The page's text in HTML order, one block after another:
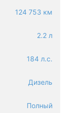
124 753 км
2.2 л
184 л.с.
Дизель
Полный